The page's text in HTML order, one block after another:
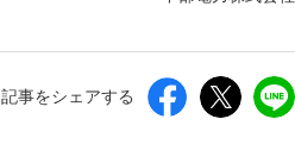
記事をシェアする